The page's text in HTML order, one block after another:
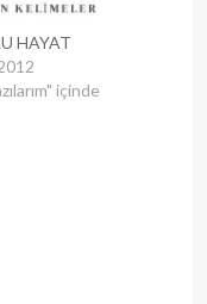
HAYAT
içinde